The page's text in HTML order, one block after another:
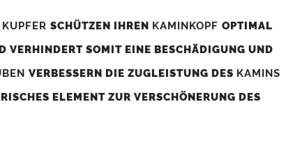
KUPFER SCHÜTZEN IHREN KAMINKOPF OPTIMAL
VERHINDERT SOMIT EINE BESCHÄDIGUNG UND
VERBESSERN DIE ZUGLEISTUNG DES KAMINS
ELEMENT ZUR VERSCHÖNERUNG DES